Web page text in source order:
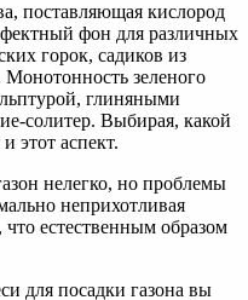
поставляющая кислород
фон для различных
горок, садиков из
зеленого
глиняными
солитер. Выбирая, какой
этот аспект.
нелегко, но проблемы
неприхотливая
что естественным образом
для посадки газона вы